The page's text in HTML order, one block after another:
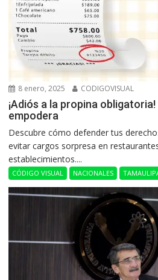
8 enero, 2025 CODIGOVISUAL
¡Adiós a la propina
empodera
Descubre cómo defender tus
evitar cargos sorpresa en
establecimientos....
CÓDIGO VISUAL NACIONALES